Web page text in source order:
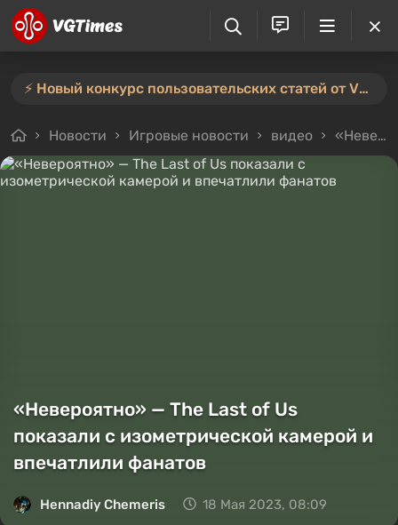
⚡️ Новый конкурс пользовательских статей от VGTimes — участвуйте тут ⚡️
Новости Игровые новости видео «Невероятно» — The Last of Us показали с изометрической камерой и впечатлили фанатов
«Невероятно» — The Last of Us
показали с изометрической камерой и
впечатлили фанатов
Hennadiy Chemеris 18 Мая 2023, 08:09